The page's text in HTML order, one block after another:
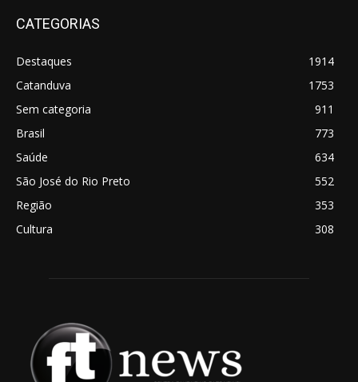
CATEGORIAS
Destaques
1914
Catanduva
1753
Sem categoria
911
Brasil
773
Saúde
634
São José do Rio Preto
552
Região
353
Cultura
308